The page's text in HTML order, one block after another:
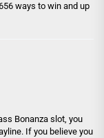
ways to win and up
Bonanza slot, you
If you believe you